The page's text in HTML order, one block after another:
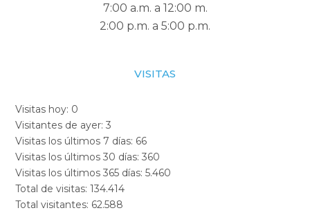
7:00 a.m. a 12:00 m.
2:00 p.m. a 5:00 p.m.
VISITAS
Visitas hoy: 0
Visitantes de ayer:3
Visitas los últimos 7 días: 66
Visitas los últimos 30 días:360
Visitas los últimos 365 días:5.460
Total de visitas:134.414
Total visitantes: 62.588